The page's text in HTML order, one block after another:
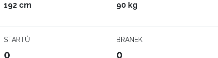
192 cm 90 kg
STARTŮ
0
BRANEK
0